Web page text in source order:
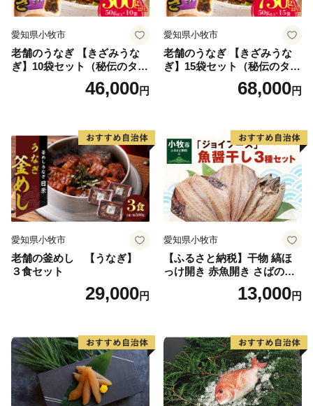
愛知県小牧市
老舗のうなぎ 【きざみうな
ぎ】10袋セット（秘伝のタレ
46,000円
愛知県小牧市
老舗のうなぎ 【きざみうな
ぎ】15袋セット（秘伝のタレ
68,000円
愛知県小牧市
老舗の釜めし 【うなぎ】
３食セット
29,000円
愛知県小牧市
【ふるさと納税】干物 縞ほ
っけ開き 赤魚開き さばの開
き 魚醤干し 3種 セット 詰め
合わせ 魚 おかず 肉厚 おいし
取り寄せグルメ 魚醤 ナンプ
ラー 愛知県 小牧市 冷凍 送料
無料
13,000円